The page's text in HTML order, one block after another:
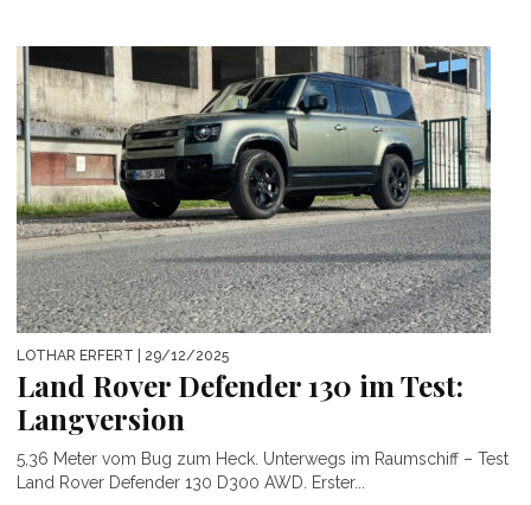
LOTHAR ERFERT | 29/12/2025
Land Rover Defender 130 im Test:
Langversion
5,36 Meter vom Bug zum Heck. Unterwegs im Raumschiff – Test
Land Rover Defender 130 D300 AWD. Erster...